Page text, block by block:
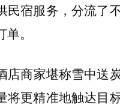
民宿服务，分流了
。
店商家堪称雪中
将更精准地触达目